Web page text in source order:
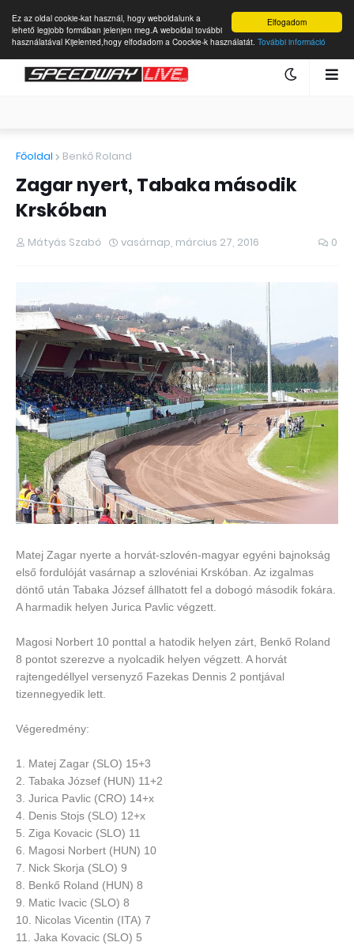
Elfogadom
Ez az oldal cookie-kat használ, hogy weboldalunk a
lehető legjobb formában jelenjen meg.A weboldal további
használatával Kijelented,hogy elfodadom a Coockie-k használatát. További információ
Főoldal Benkő Roland
Zagar nyert, Tabaka második
Krskóban
Mátyás Szabó vasárnap, március 27, 2016 0
Matej Zagar nyerte a horvát-szlovén-magyar egyéni bajnokság
első fordulóját vasárnap a szlovéniai Krskóban. Az izgalmas
döntő után Tabaka József állhatott fel a dobogó második fokára.
A harmadik helyen Jurica Pavlic végzett.
Magosi Norbert 10 ponttal a hatodik helyen zárt, Benkő Roland
8 pontot szerezve a nyolcadik helyen végzett. A horvát
rajtengedéllyel versenyző Fazekas Dennis 2 pontjával
tizennegyedik lett.
Végeredmény:
1. Matej Zagar (SLO) 15+3
2. Tabaka József (HUN) 11+2
3. Jurica Pavlic (CRO) 14+x
4. Denis Stojs (SLO) 12+x
5. Ziga Kovacic (SLO) 11
6. Magosi Norbert (HUN) 10
7. Nick Skorja (SLO) 9
8. Benkő Roland (HUN) 8
9. Matic Ivacic (SLO) 8
10. Nicolas Vicentin (ITA) 7
11. Jaka Kovacic (SLO) 5